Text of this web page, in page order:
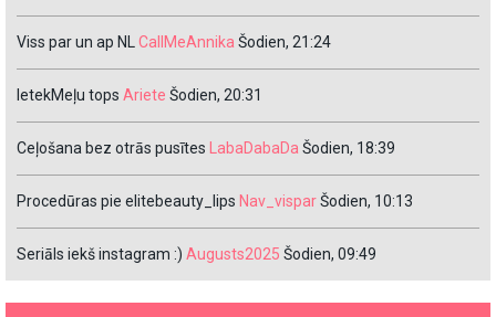
Viss par un ap NLCallMeAnnika Šodien, 21:24
IetekMeļu tops Ariete Šodien, 20:31
Ceļošana bez otrās pusītes LabaDabaDa Šodien, 18:39
Procedūras pie elitebeauty_lips Nav_visparŠodien, 10:13
Seriāls iekš instagram :) Augusts2025 Šodien, 09:49